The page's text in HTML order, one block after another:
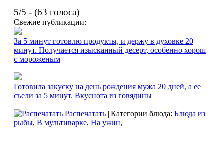
5/5 - (63 голоса)
Свежие публикации:
За 5 минут готовлю продукты, и держу в духовке 20
минут. Получается изысканный десерт, особенно хорош
с мороженым
Готовила закуску на день рождения мужа 20 дней, а ее
съели за 5 минут. Вкуснота из говядины
Распечатать | Категории блюда: Блюда из
рыбы, В мультиварке, На ужин,